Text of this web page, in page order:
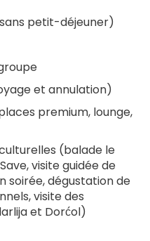
petit-déjeuner)
et annulation)
premium, lounge,
(balade le
visite guidée de
soirée, dégustation de
visite des
et Dorćol)